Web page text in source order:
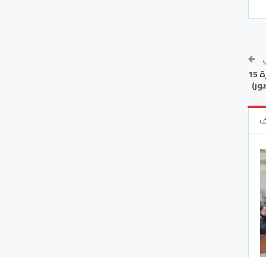
الجمهور الأكاديري يودع قاعة السينما بعد اختتام فعاليات الدورة 15